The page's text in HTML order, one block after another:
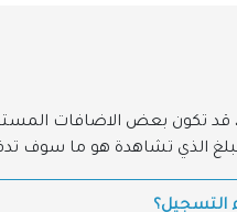
قد تكون بعض الاضافات
الذي تشاهدة هو ما سوف